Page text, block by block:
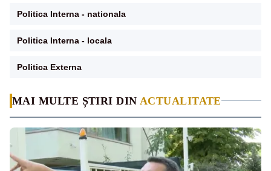
MAI MULTE ȘTIRI DIN ACTUALITATE
Politica Interna - nationala
Politica Interna - locala
Politica Externa